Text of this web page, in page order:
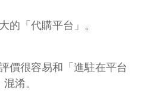
的「代購平台」。
價很容易和「進駐在平台
淆。